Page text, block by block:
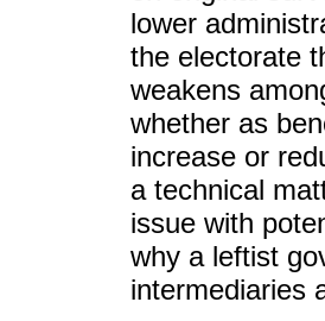
lower
the electorate
weakens
whether as
increase or
a technical
issue with
why a leftist
intermediaries